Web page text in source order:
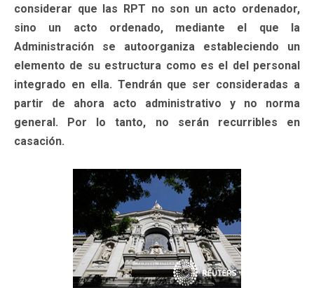
considerar que las RPT no son un acto ordenador,
sino un acto ordenado, mediante el que la
Administración se autoorganiza estableciendo un
elemento de su estructura como es el del personal
integrado en ella. Tendrán que ser consideradas a
partir de ahora acto administrativo y no norma
general. Por lo tanto, no serán recurribles en
casación.